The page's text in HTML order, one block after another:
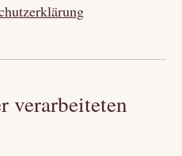
verarbeiteten